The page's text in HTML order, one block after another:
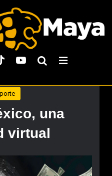
una
virtual